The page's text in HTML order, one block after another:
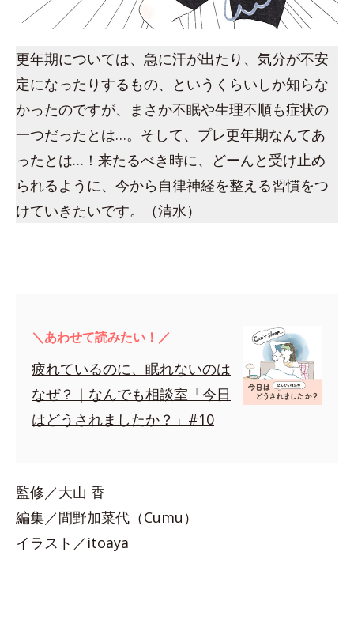
更年期については、急に汗が出たり、気分が不安
定になったりするもの、というくらいしか知らな
かったのですが、まさか不眠や生理不順も症状の
一つだったとは…。そして、プレ更年期なんてあ
ったとは…！来たるべき時に、どーんと受け止め
られるように、今から自律神経を整える習慣をつ
けていきたいです。（清水）
＼あわせて読みたい！／
疲れているのに、眠れないのは
なぜ？｜なんでも相談室「今日
はどうされましたか？」#10
監修／大山 香
編集／間野加菜代（Cumu）
イラスト／itoaya